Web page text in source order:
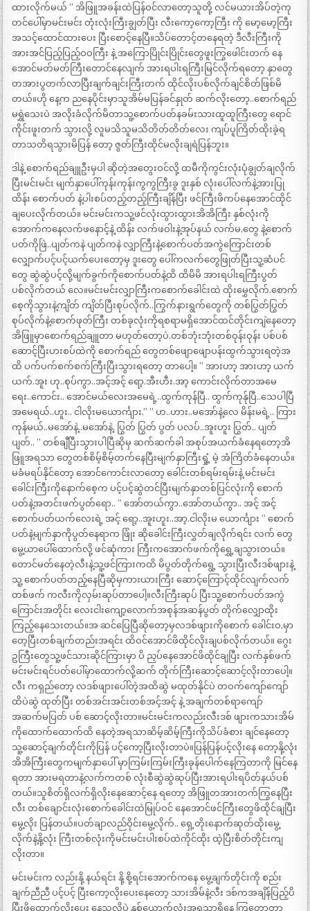
ထားလိုက်မယ် ” အိဖြူအခန်းထဲပြန်ဝင်လာတော့သူတို့ လင်မယားအိပ်တဲ့ကု
တင်ပေါ်မှာမင်းမင်း တုံးလုံးကြီးချွတ်ပြီး လီးကော့ကော့ကြီး ကို မော့မော့ကြီး
အသင့်ထောင်ထားပေး ပြီးစောင့်နေပြီ။သိပ်တောင့်တနေရတဲ့ ဒီလီးကြီးကို
အားအင်ပြည့်ပြည့်ဝဝကြီး နဲ့ အကြောပြိုင်းပြိုင်းတွေဖူးကြွဖေါင်းတက် နေ
အောင်မတ်မတ်ကြီးတောင်နေလျက် အားရပါးရကြီးမြင်လိုက်ရတော့ နှာတွေ
တအားပွတက်လာပြီးချက်ချင်းကြီးတက် ထိုင်လိုးပစ်လိုက်ချင်စိတ်ဖြစ်မိ
တယ်။ဟို နေ့က ညနေပိုင်းမှာသူအိမ်မပြန်ခင်နှုတ် ဆက်လိုးတော့..စောက်ရည်
မရွှဲသေးပဲ အလိုးခံလိုက်မိတာသူ့စောက်ပတ်နခမ်းသားထူထူကြီးတွေ ရောင်
ကိုင်းဖူးတက် သွားလို့ လူမသိသူမသိတိတ်တိတ်လေး ကျပ်ပူကြိတ်ထိုးခဲ့ရ
တာသတိရသွားမိပြန် တော့ ဇွတ်ကြီးထိုင်မလိုးချရဲပြန်ဘူး။
ဒါနဲ့ စောက်ရည်ချူဦးမှပါ ဆိုတဲ့အတွေးဝင်လို့ ထမီကိုကွင်းလုံးပုံချွတ်ချလိုက်
ပြီးမင်းမင်း မျက်နှာပေါ်ကုန်းကုန်းကွကွကြီးခွ ဒူးနှစ် လုံးပေါ်လက်နဲ့အားပြု
ထိန်း စောက်ပတ် နဲ့ပါးစပ်တည့်တည့်ကြီးချိန်ပြီး ဖင်ကြီးဖိကပ်နေအောင်ထိုင်
ချပေးလိုက်တယ်။ မင်းမင်းကသူ့ဖင်လုံးထွားထွားအိအိကြီး နှစ်လုံးကို
အောက်ကနေလက်ဖနောင့်နဲ့ ထိန်း လက်ဖဝါးနဲ့အုပ်နယ် လက်မ,တွေ နဲ့စောက်
ပတ်ကိုဖြဲ..ပျတ်ကနဲ ပျတ်ကနဲ လျှာကြီးနဲ့စောက်ပတ်အကွဲကြောင်းတစ်
လျှောက်ပင့်ပင့်ယက်ပေးတော့မှ ဒူးတွေ ပေါ်ကလက်တွေဖြုတ်ပြီးသူ့ဆံပင်
တွေ ဆွဲဆွဲပင့်လို့မျက်ခွက်ကိုစောက်ပတ်နဲ့ထိ ထိမိမိ အားရပါးရကြီးပွတ်
ပစ်လိုက်တယ် လေ။မင်းမင်းလျှာကြီးကစောက်ခေါင်းထဲ ထိုးမွှေလိုက်.စောက်
စေ့ကိုသွားနဲ့ကျိတ် ကျိတ်ပြီးစုပ်လိုက်..ကြွက်နားရွက်တွေကို တစ်ပြွတ်ပြွတ်
စုပ်လိုက်နဲ့စောက်ဖုတ်ကြီး တစ်ခုလုံးကိုရစရာမရှိအောင်ထင်တိုင်းကျဲနေတော့
အိဖြူမှာစောက်ရည်ချူတာ မဟုတ်တော့ပဲ.တစ်ဘုံးဘုံးတစ်ဝုန်းဝုန်း ပစ်ပစ်
ဆောင့်ပြီးပားစပ်ထဲကို စောက်ရည် တွေတစ်ဖျောဖျောပန်းထွက်သွားရတဲ့အ
ထိ ပက်ပက်စက်စက်ကြီးပြီးသွားရတော့ တာပေါ့။ ” အားဟာ့ အားဟာ့ ယက်
ယက်.အူး ဟု..စုပ်ကွာ..အင့်အင့် ရော့.အီးဟီး.အာ့ ကောင်းလိုက်တာအမေ
ရေး..ကောင်း.. အောင်မယ်လေးအမေရဲ့..ထွက်ကုန်ပြီ.. ထွက်ကုန်ုပြီ..သေပါပြီ
အမေရယ်..ဟူး.. ငါလိုးမယောင်္ကျား.” ” ဟ..ဟား..မအော်နဲ့လေ မိန်းမရဲ့.. ကြား
ကုန်မယ်..မအော်နဲ့..မအော်နဲ့. ပြွတ် ပြွတ် ပွတ် ပလပ်..အူးဟူး ပြွတ်.. ပျတ်
ပျတ်.. ” တစ်ချီပြီးသွားပါပြီဆိုမှ ဆက်ဆက်ခါ အစုပ်အယက်ခံနေရတော့အိ
ဖြူအရသာ တွေတစ်စိမ့်စိမ့်တက်နေပြီးမျက်နှာကြီးရှုံ့ မဲ့ အံကြိတ်ခံနေတယ်။
မခံမရပ်နိုင်တော့ အောင်ကောင်းလာတော့ ခေါင်းတစ်ရမ်းရမ်းနဲ့ မင်းမင်း
ခေါင်းကြီးကိုနောက်စေ့က ပင့်ပင့်ဆွဲတင်ပြီးမျက်နှာတစ်ပြင်လုံးကို စောက်
ပတ်နဲ့အတင်းဖက်ပွတ်ရော.. ” အော်တယ်ကွာ..အော်တယ်ကွာ.. အင့် အင့်
စောက်ပတ်ယက်လေးရဲ့ အင့် ရော့..အူးဟူး..အာ့.ငါလိုးမ ယောင်္ကျား ” စောက်
ပတ်နဲ့မျက်နှာကိုပွတ်နေရာက ဖြုံး ဆိုခေါင်းကြီးလွှတ်ချလိုက်ရင်း လက် တွေ
မွေ့ယာပေါ်ထောက်လို့ ဖင်ဆုံကား ကြီးကအောက်ဖက်ကိုရွှေ့ချသွားတယ်။
တောင်မတ်နေတဲ့လီးနဲ့သူ့ဖင်ကြားကထိ မိပွတ်တိုက်ရွေ့ သွားပြီးလီးဒစ်ဖျားနဲ့
သူ့ စောက်ပတ်တည့်နေပြီဆိုမှကားယားကြီး ဆောင့်ကြောင့်ထိုင်လျက်လက်
တစ်ဖက် ကလီးကိုလှမ်းဆုပ်တာပေါ့။လီးကြီးဆုပ် ပြီးသူ့စောက်ပတ်အကွဲ
ကြောင်းအတိုင်း လေးငါးကျော့လောက်အစုန်အဆန်ပွတ် တိုက်လျှောထိုး
ကြည့်နေသေးတယ်။အ ဆင်ပြေပြီဆိုတော့မှလဒစ်ဖျားကိုစောက် ခေါင်းဝ,မှာ
တေ့ပြီးတစ်ချက်တည်းအရင်း ထိဝင်အောင်ဖိထိုင်လိုးချပစ်လိုက်တယ်။ ဂွေး
ဥကြီးတွေသူ့ဖင်သားဆိုင်ကြားမှာ ပိ ညှပ်နေအောင်ဖိထိုင်ချပြီး လက်နှစ်ဖက်
မင်းမင်းရင်ပတ်ပေါ်မှာထောက်လို့ဆက် တိုက်ကြီးဆောင့်ဆောင့်လိုးတာပေါ့။
လီး ကရှည်တော့ လဒစ်ဖျားပေါ်တဲ့အထိဆွဲ မထုတ်နိုင်ပဲ တဝက်ကျော်ကျော်
ထိပဲဆွဲ ထုတ်ပြီး တစ်အင်းအင်းတစ်အင့်အင့် နဲ့ အချက်တစ်ရာကျော်
အဆက်မပြတ် ပစ် ဆောင့်လိုးတာ။မင်းမင်းကလည်းလီးဒစ် ဖျားကသားအိမ်
ကိုထောက်ထောက်ထိ နေတဲ့အရသာဆိမ့်ဆိမ့်ကြီးကိုသိပ်ခံစား ချင်နေတော့
သူ့ဆောင့်ချက်တိုင်းကိုပြန် ပင့်ကော့ပြီးလိုးတာပဲ။ပြန်ပြန်ပင့်လိုးနေ တော့နို့လုံး
အိအိကြီးတွေကမျက်နှာပေါ် မှာကြမ်းကြမ်းကြီးခုန်ပေါက်နေကြတာကို မြင်နေ
ရတာ အားမရတာနဲ့လက်ကတစ် လုံးစီဆွဲဆွဲဆုပ်ပြီးအားရပါးရပိတ်နယ်ပစ်
တယ်။သူစိတ်ရှိလက်ရှိလိုးနေဆောင့်နေ ရတော့ အိဖြူတအားတက်ကြွနေပြီး
လီး တစ်ချောင်းလုံးစောက်ခေါင်းထဲမြုပ်ဝင် နေအောင်ဖင်ကြီးတွေဖိထိုင်ချပြီး
မွေ့လိုး ပြန်တယ်။ပတ်ချာလည်ဝိုင်းမွေ့လိုက်.. ရှေ့တိုးနောက်ဆုတ်ထိုးမွေ့
လိုက်နဲ့နို့လုံး ကြီးတစ်လုံးကိုမင်းမင်းပါးစပ်ထဲကိုင်ထိုး ထဲ့ပြီးစိတ်တိုင်းကျ
လိုးတာ။
မင်းမင်းက လည်းနို့ နယ်ရင်း နို့ စို့ရင်းအောက်ကနေ မွေ့ချက်တိုင်းကို စည်း
ချက်ညီညီ ပင့်ပင့် ပြီးကော့လိုးပေးနေတော့ သားအိမ်နဲ့လီး ဒစ်ကအချိန်ပြည့်ပိ
ပြီးဖိထောက်လိုးပေး နေသလိုပဲ နှစ်ယောက်လုံးအရသာရှိနေ ကြတော့တာ